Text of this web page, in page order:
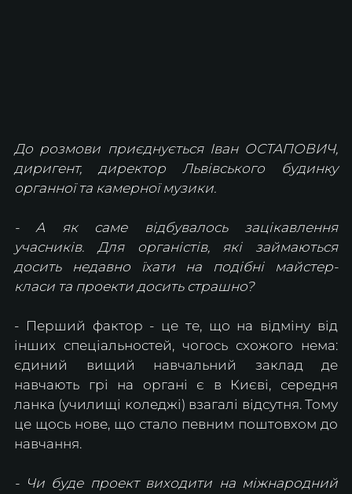
До розмови приєднується Іван ОСТАПОВИЧ,
диригент, директор Львівського будинку
органної та камерної музики.
- А як саме відбувалось зацікавлення
учасників. Для органістів, які займаються
досить недавно їхати на подібні майстер-
класи та проекти досить страшно?
- Перший фактор - це те, що на відміну від
інших спеціальностей, чогось схожого нема:
єдиний вищий навчальний заклад де
навчають грі на органі є в Києві, середня
ланка (училищі коледжі) взагалі відсутня. Тому
це щось нове, що стало певним поштовхом до
навчання.
- Чи буде проект виходити на міжнародний